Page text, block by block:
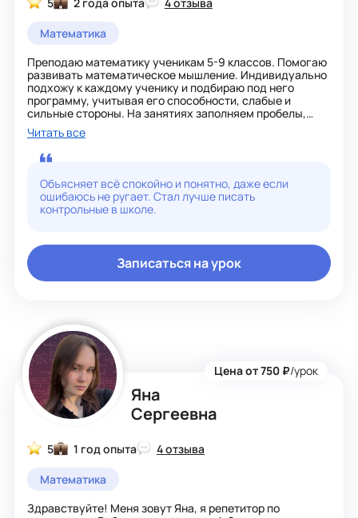
Математика
Преподаю математику ученикам 5-9 классов. Помогаю
развивать математическое мышление. Индивидуально
подхожу к каждому ученику и подбираю под него
программу, учитывая его способности, слабые и
сильные стороны. На занятиях заполняем пробелы,
готовимся к контрольным, ВПР и ОГЭ, подготавли
ваемся к переходу в следующий класс.
Умею определить откуда у ученика тянется провал в
знаниях и устранить его, чтобы дальнейшие темы не
были такими страшными. Провожу занятия по чёткой
структуре с домашним заданием.
На занятиях создаю доброжелательную и уютную
атмосферу.
Читать все
Объясняет всё спокойно и понятно, даже если
ошибаюсь не ругает. Стал лучше писать
контрольные в школе.
Записаться на урок
Яна
Сергеевна
Цена от 750 ₽/урок
5 1 год опыта
4 отзыва
Математика
Здравствуйте! Меня зовут Яна, я репетитор по